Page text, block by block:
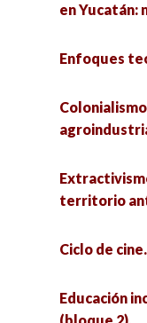
en Yucatán:
Enfoques
territorio
Ciclo de
Educación